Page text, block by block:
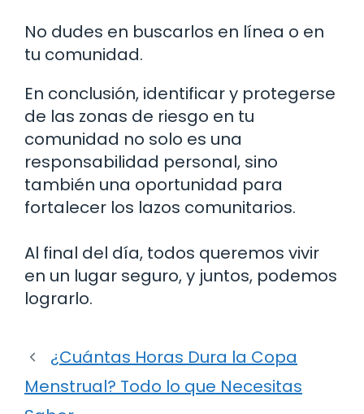
No dudes en buscarlos en línea o en
tu comunidad.
En conclusión, identificar y protegerse
de las zonas de riesgo en tu
comunidad no solo es una
responsabilidad personal, sino
también una oportunidad para
fortalecer los lazos comunitarios.
Al final del día, todos queremos vivir
en un lugar seguro, y juntos, podemos
lograrlo.
¿Cuántas Horas Dura la Copa
Menstrual? Todo lo que Necesitas